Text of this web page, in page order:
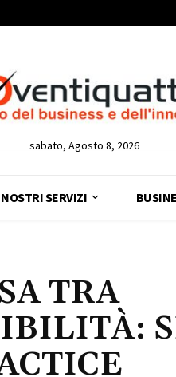
sabato, Agosto 8, 2026
SERVIZI
TRA